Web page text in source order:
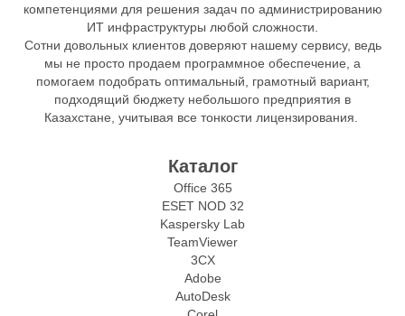
компетенциями для решения задач по администрированию
ИТ инфраструктуры любой сложности.
Сотни довольных клиентов доверяют нашему сервису, ведь
мы не просто продаем программное обеспечение, а
помогаем подобрать оптимальный, грамотный вариант,
подходящий бюджету небольшого предприятия в
Казахстане, учитывая все тонкости лицензирования.
Каталог
Office 365
ESET NOD 32
Kaspersky Lab
TeamViewer
3CX
Adobe
AutoDesk